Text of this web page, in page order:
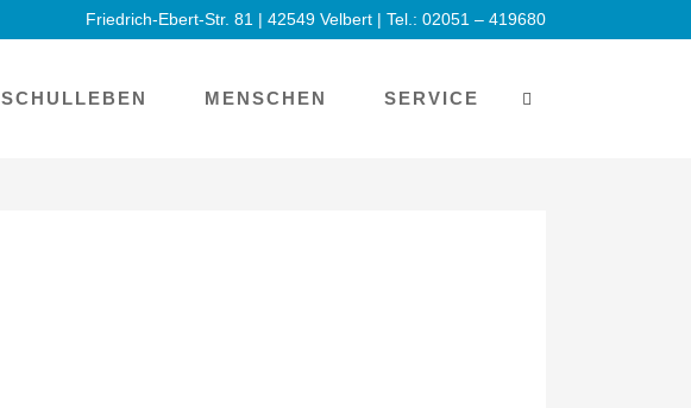
Friedrich-Ebert-Str. 81 | 42549 Velbert | Tel.: 02051 – 419680
SCHULLEBEN MENSCHEN SERVICE